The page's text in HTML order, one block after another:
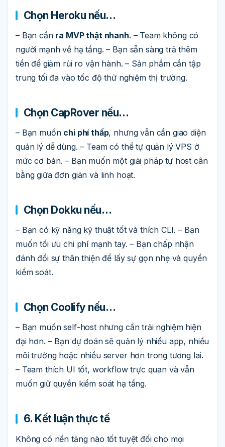
Chọn Heroku nếu…
– Bạn cần ra MVP thật nhanh. – Team không có
người mạnh về hạ tầng. – Bạn sẵn sàng trả thêm
tiền để giảm rủi ro vận hành. – Sản phẩm cần tập
trung tối đa vào tốc độ thử nghiệm thị trường.
Chọn CapRover nếu…
– Bạn muốn chi phí thấp, nhưng vẫn cần giao diện
quản lý dễ dùng. – Team có thể tự quản lý VPS ở
mức cơ bản. – Bạn muốn một giải pháp tự host cân
bằng giữa đơn giản và linh hoạt.
Chọn Dokku nếu…
– Bạn có kỹ năng kỹ thuật tốt và thích CLI. – Bạn
muốn tối ưu chi phí mạnh tay. – Bạn chấp nhận
đánh đổi sự thân thiện để lấy sự gọn nhẹ và quyền
kiểm soát.
Chọn Coolify nếu…
– Bạn muốn self-host nhưng cần trải nghiệm hiện
đại hơn. – Bạn dự đoán sẽ quản lý nhiều app, nhiều
môi trường hoặc nhiều server hơn trong tương lai.
– Team thích UI tốt, workflow trực quan và vẫn
muốn giữ quyền kiểm soát hạ tầng.
6. Kết luận thực tế
Không có nền tảng nào tốt tuyệt đối cho mọi